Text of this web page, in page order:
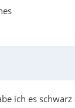
ich es schwarz